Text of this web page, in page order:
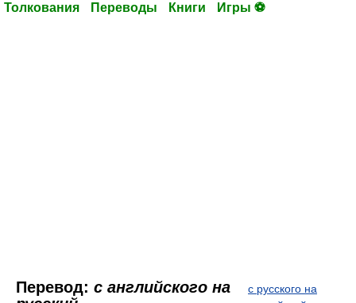
Толкования Переводы Книги Игры ⚽
Перевод: с английского на
с русского на